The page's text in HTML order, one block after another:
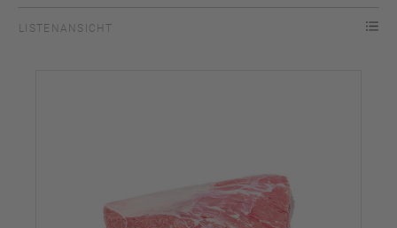
LISTENANSICHT